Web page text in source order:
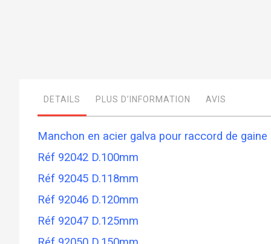
images
DETAILS
Manchon en acier galva pour raccord de
Réf 92042 D.100mm
Réf 92045 D.118mm
Réf 92046 D.120mm
Réf 92047 D.125mm
PLUS D’INFORMATION AVIS